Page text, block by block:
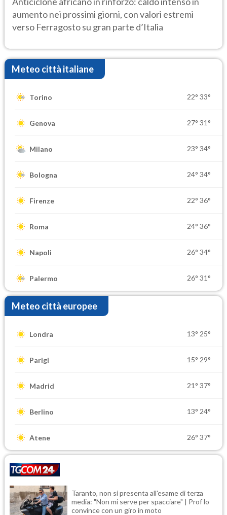
aumento nei prossimi giorni, con valori estremi
verso Ferragosto su gran parte d’Italia
Meteo città italiane
Torino 22° 33°
Genova 27° 31°
Milano 23° 34°
Bologna 24° 34°
Firenze 22° 36°
Roma 24° 36°
Napoli 26° 34°
Palermo 26° 31°
Meteo città europee
Londra 13° 25°
Parigi 15° 29°
Madrid 21° 37°
Berlino 13° 24°
Atene 26° 37°
Taranto, non si presenta all'esame di terza
media: "Non mi serve per spacciare" | Prof lo
convince con un giro in moto